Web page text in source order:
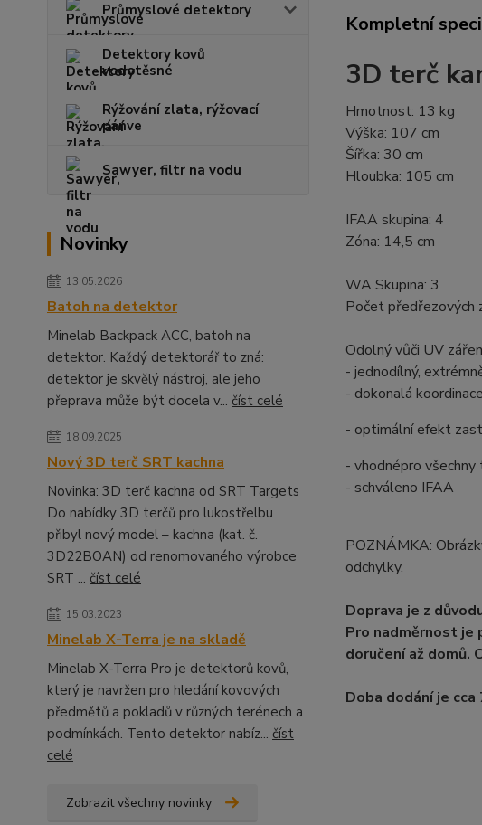
Průmyslové detektory
Detektory kovů
vodotěsné
Rýžování zlata, rýžovací
pánve
Sawyer, filtr na vodu
Novinky
13.05.2026
Batoh na detektor
Minelab Backpack ACC, batoh na
detektor. Každý detektorář to zná:
detektor je skvělý nástroj, ale jeho
přeprava může být docela v... číst celé
18.09.2025
Nový 3D terč SRT kachna
Novinka: 3D terč kachna od SRT Targets
Do nabídky 3D terčů pro lukostřelbu
přibyl nový model – kachna (kat. č.
3D22BOAN) od renomovaného výrobce
SRT ... číst celé
15.03.2023
Minelab X-Terra je na skladě
Minelab X-Terra Pro je detektorů kovů,
který je navržen pro hledání kovových
předmětů a pokladů v různých terénech a
podmínkách. Tento detektor nabíz... číst
celé
Zobrazit všechny novinky
Kompletní
3D terč
Hmotnost: 13 kg
Výška: 107 cm
Šířka: 30 cm
Hloubka: 105 cm
IFAA skupina: 4
Zóna: 14,5 cm
WA Skupina: 3
Počet předřezových
Odolný vůči UV
- jednodílný,
- dokonalá
- optimální efekt
- vhodnépro
- schváleno IFAA
POZNÁMKA:
odchylky.
Doprava je z
Pro nadměrnost je
doručení až domů.
Doba dodání je